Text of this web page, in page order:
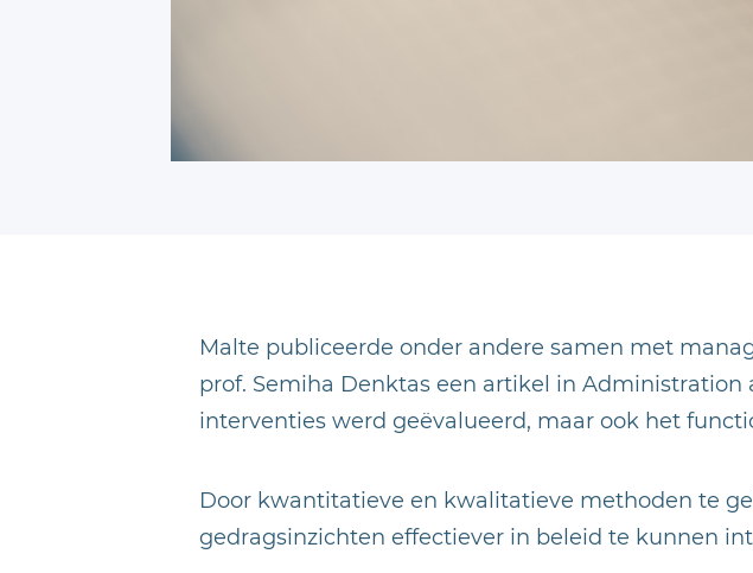
Malte publiceerde onder andere samen met
prof. Semiha Denktas een artikel in
interventies werd geëvalueerd, maar ook het
Door kwantitatieve en kwalitatieve methoden te
gedragsinzichten effectiever in beleid te kunnen